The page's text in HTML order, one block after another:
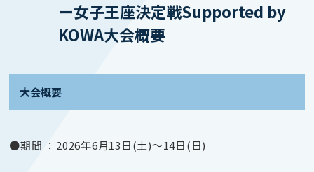
ー女子王座決定戦Supported by
KOWA大会概要
大会概要
●期間 ：2026年6月13日(土)～14日(日)